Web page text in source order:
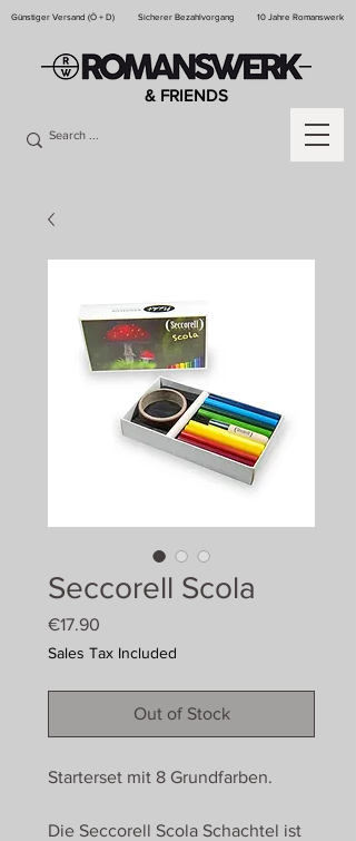
Günstiger Versand (Ö + D) Sicherer Bezahlvorgang 10 Jahre Romanswerk
& FRIENDS
Seccorell Scola
€17.90
Sales Tax Included
Out of Stock
Starterset mit 8 Grundfarben.
Die Seccorell Scola Schachtel ist